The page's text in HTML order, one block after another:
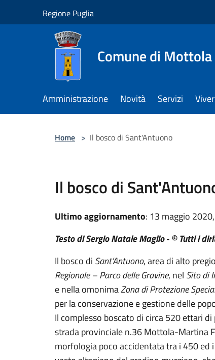
Regione Puglia
Comune di Mottola
Amministrazione Novità Servizi
Home > Il bosco di Sant'Antuono
Il bosco di
Ultimo aggiornamento: 13 maggio
Testo di Sergio Natale Maglio - © Tutti i
Il bosco di Sant’Antuono, area di alto
Regionale – Parco delle Gravine, nel Sito di
e nella omonimaZona di Protezione
per la conservazione e gestione delle
Il complesso boscato di circa 520 ettari
strada provinciale n.36 Mottola-Martina
morfologia poco accidentata tra i 450 ed